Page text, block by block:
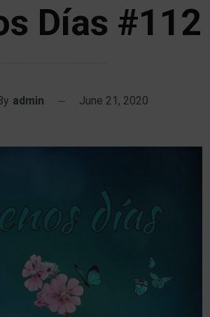
Días #112
admin June 21, 2020